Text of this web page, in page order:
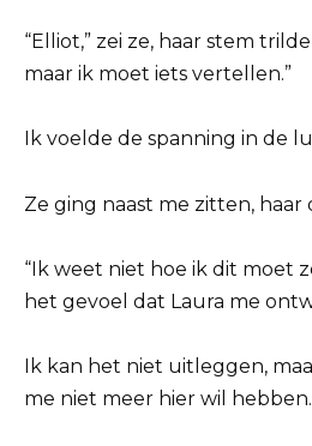
“Elliot,” zei ze, haar stem
maar ik moet iets vertellen.”
Ik voelde de spanning in de
Ze ging naast me zitten, haar
“Ik weet niet hoe ik dit moet
het gevoel dat Laura me
Ik kan het niet uitleggen,
me niet meer hier wil hebben.